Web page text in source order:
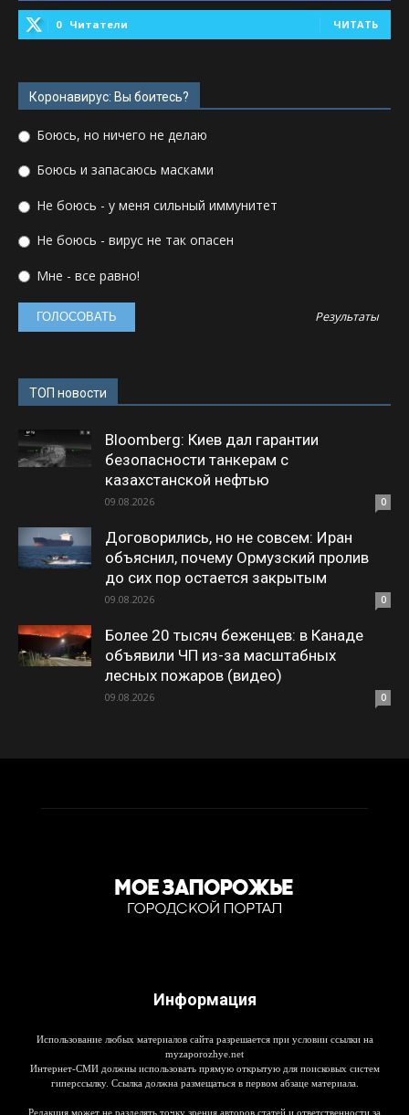
0 Читатели ЧИТАТЬ
Коронавирус: Вы боитесь?
Боюсь, но ничего не делаю
Боюсь и запасаюсь масками
Не боюсь - у меня сильный иммунитет
Не боюсь - вирус не так опасен
Мне - все равно!
Результаты
ТОП новости
Bloomberg: Киев дал гарантии
безопасности танкерам с
казахстанской нефтью
09.08.2026 0
Договорились, но не совсем: Иран
объяснил, почему Ормузский пролив
до сих пор остается закрытым
09.08.2026 0
Более 20 тысяч беженцев: в Канаде
объявили ЧП из-за масштабных
лесных пожаров (видео)
09.08.2026 0
Информация
Использование любых материалов сайта разрешается при условии ссылки на
myzaporozhye.net
Интернет-СМИ должны использовать прямую открытую для поисковых систем
гиперссылку. Ссылка должна размещаться в первом абзаце материала.
Редакция может не разделять точку зрения авторов статей и ответственности за